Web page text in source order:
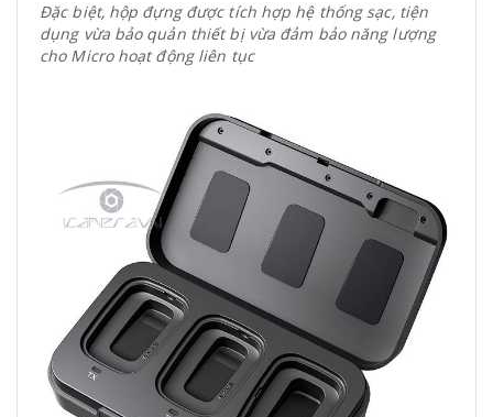
Đặc biệt, hộp đựng được tích hợp hệ thống sạc, tiện
dụng vừa bảo quản thiết bị vừa đảm bảo năng lượng
cho Micro hoạt động liên tục